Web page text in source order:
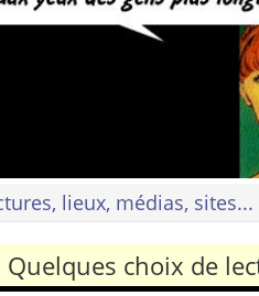
lieux, médias, sites...
Quelques choix de